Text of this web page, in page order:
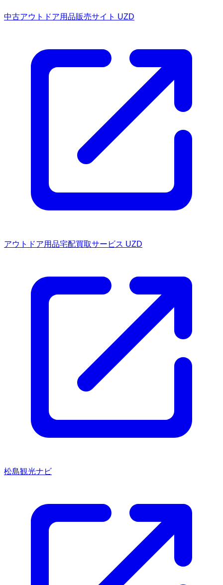
中古アウトドア用品販売サイト UZD
アウトドア用品宅配買取サービス UZD
松島観光ナビ